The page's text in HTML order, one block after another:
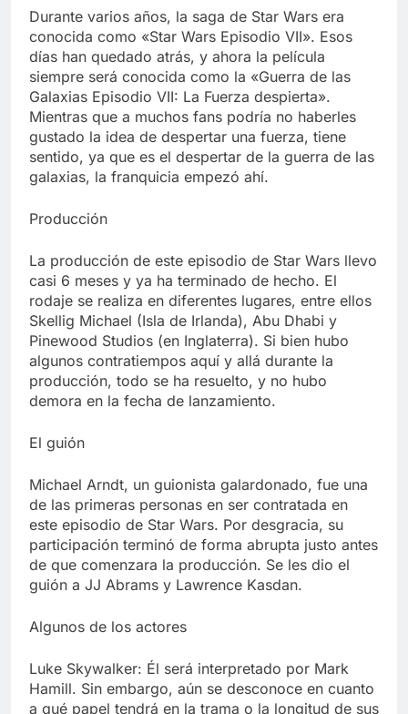
Crucero en México te
lleva a lugares
paranormales con
binoculares de visión
nocturna y reuniones de
secuestrados
7 Años Atrás
La Inteligencia Artificial
deepfake de Samsung
fabrica un clip de
movimiento desde una
sola foto
7 Años Atrás
Durante varios años, la saga de Star Wars era
conocida como «Star Wars Episodio VII». Esos
días han quedado atrás, y ahora la película
siempre será conocida como la «Guerra de las
Galaxias Episodio VII: La Fuerza despierta».
Mientras que a muchos fans podría no haberles
gustado la idea de despertar una fuerza, tiene
sentido, ya que es el despertar de la guerra de las
galaxias, la franquicia empezó ahí.
Producción
La producción de este episodio de Star Wars llevo
casi 6 meses y ya ha terminado de hecho. El
rodaje se realiza en diferentes lugares, entre ellos
Skellig Michael (Isla de Irlanda), Abu Dhabi y
Pinewood Studios (en Inglaterra). Si bien hubo
algunos contratiempos aquí y allá durante la
producción, todo se ha resuelto, y no hubo
demora en la fecha de lanzamiento.
El guión
Michael Arndt, un guionista galardonado, fue una
de las primeras personas en ser contratada en
este episodio de Star Wars. Por desgracia, su
participación terminó de forma abrupta justo antes
de que comenzara la producción. Se les dio el
guión a JJ Abrams y Lawrence Kasdan.
Algunos de los actores
Luke Skywalker: Él será interpretado por Mark
Hamill. Sin embargo, aún se desconoce en cuanto
a qué papel tendrá en la trama o la longitud de sus